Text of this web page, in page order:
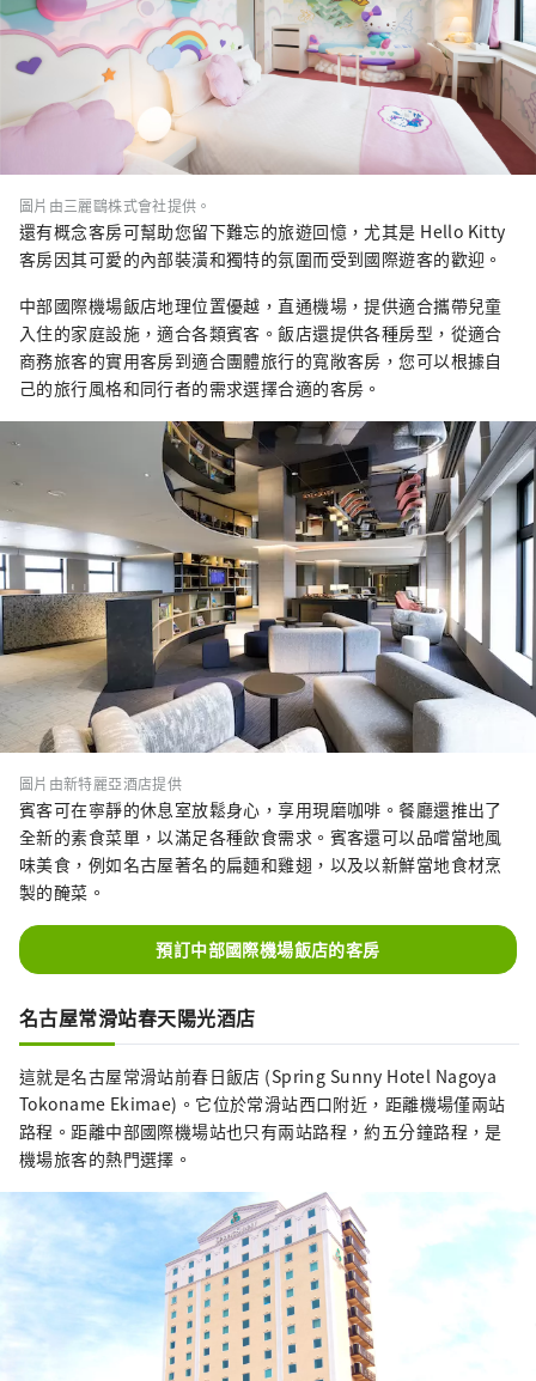
圖片由三麗鷗株式會社提供。
還有概念客房可幫助您留下難忘的旅遊回憶，尤其是 Hello Kitty
客房因其可愛的內部裝潢和獨特的氛圍而受到國際遊客的歡迎。
中部國際機場飯店地理位置優越，直通機場，提供適合攜帶兒童
入住的家庭設施，適合各類賓客。飯店還提供各種房型，從適合
商務旅客的實用客房到適合團體旅行的寬敞客房，您可以根據自
己的旅行風格和同行者的需求選擇合適的客房。
圖片由新特麗亞酒店提供
賓客可在寧靜的休息室放鬆身心，享用現磨咖啡。餐廳還推出了
全新的素食菜單，以滿足各種飲食需求。賓客還可以品嚐當地風
味美食，例如名古屋著名的扁麵和雞翅，以及以新鮮當地食材烹
製的醃菜。
預訂中部國際機場飯店的客房
名古屋常滑站春天陽光酒店
這就是名古屋常滑站前春日飯店 (Spring Sunny Hotel Nagoya
Tokoname Ekimae)。它位於常滑站西口附近，距離機場僅兩站
路程。距離中部國際機場站也只有兩站路程，約五分鐘路程，是
機場旅客的熱門選擇。